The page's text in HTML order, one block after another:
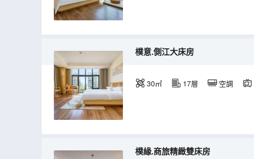
樸意.側江大床房
30㎡ 17層 空調
樸緣.商旅精緻雙床房